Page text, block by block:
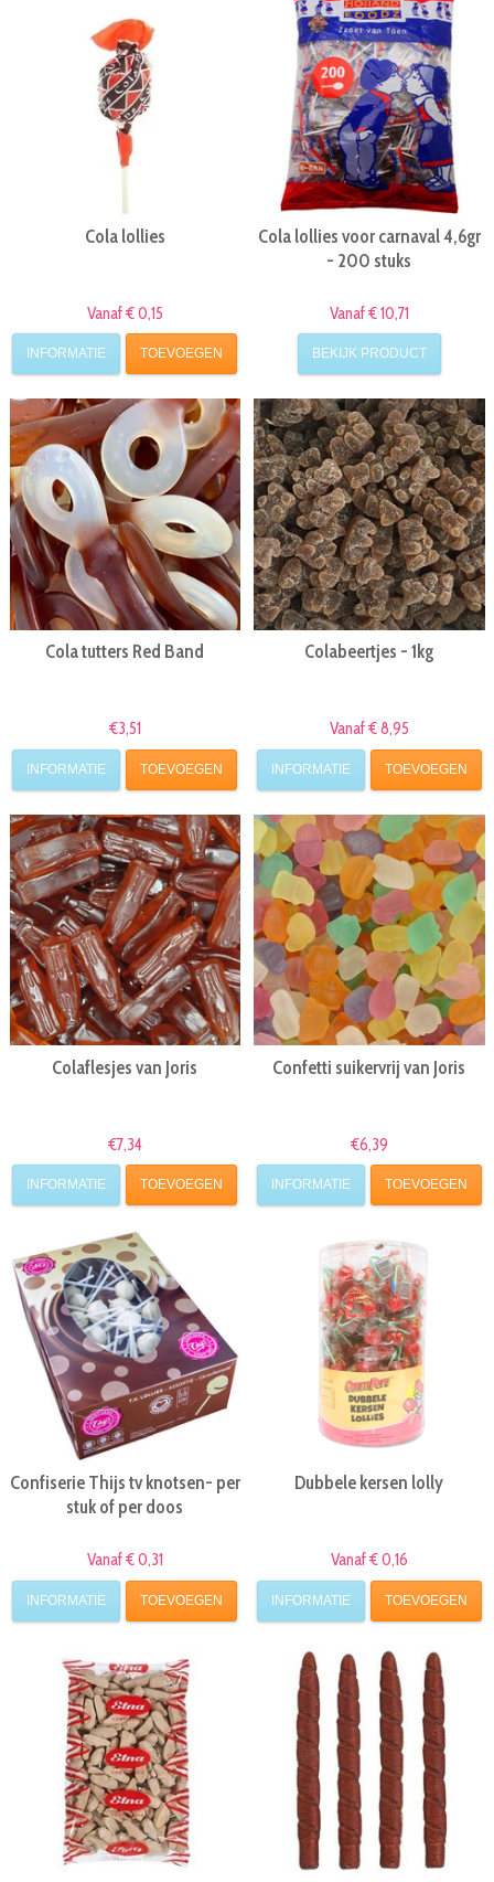
Cola lollies
Vanaf € 0,15
INFORMATIE TOEVOEGEN
Cola lollies voor carnaval 4,6gr
- 200 stuks
Vanaf € 10,71
BEKIJK PRODUCT
Cola tutters Red Band
€3,51
INFORMATIE TOEVOEGEN
Colabeertjes - 1kg
Vanaf € 8,95
INFORMATIE TOEVOEGEN
Colaflesjes van Joris
€7,34
INFORMATIE TOEVOEGEN
Confetti suikervrij van Joris
€6,39
INFORMATIE TOEVOEGEN
Confiserie Thijs tv knotsen- per
stuk of per doos
Vanaf € 0,31
INFORMATIE TOEVOEGEN
Dubbele kersen lolly
Vanaf € 0,16
INFORMATIE TOEVOEGEN